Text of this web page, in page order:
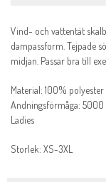
Vind- och vattentät
dampassform. Tejpade
midjan. Passar bra till
Material: 100%
Andningsförmåga:
Ladies
Storlek: XS-3XL